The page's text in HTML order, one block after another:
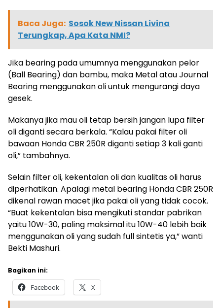
Baca Juga: Sosok New Nissan Livina
Terungkap, Apa Kata NMI?
Jika bearing pada umumnya menggunakan pelor
(Ball Bearing) dan bambu, maka Metal atau Journal
Bearing menggunakan oli untuk mengurangi daya
gesek.
Makanya jika mau oli tetap bersih jangan lupa filter
oli diganti secara berkala. “Kalau pakai filter oli
bawaan Honda CBR 250R diganti setiap 3 kali ganti
oli,” tambahnya.
Selain filter oli, kekentalan oli dan kualitas oli harus
diperhatikan. Apalagi metal bearing Honda CBR 250R
dikenal rawan macet jika pakai oli yang tidak cocok.
“Buat kekentalan bisa mengikuti standar pabrikan
yaitu 10W-30, paling maksimal itu 10W-40 lebih baik
menggunakan oli yang sudah full sintetis ya,” wanti
Bekti Mashuri.
Bagikan ini:
Facebook X